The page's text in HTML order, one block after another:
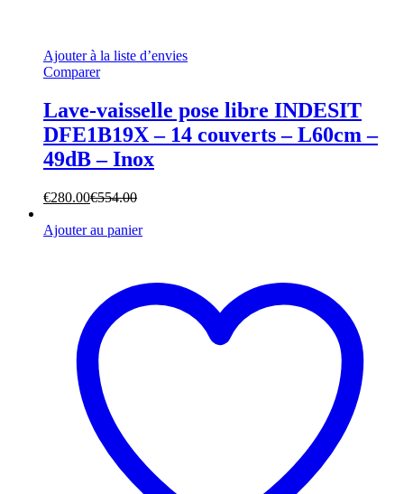
Ajouter à la liste d’envies
Comparer
Lave-vaisselle pose libre INDESIT
DFE1B19X – 14 couverts – L60cm –
49dB – Inox
€280.00€554.00
Ajouter au panier